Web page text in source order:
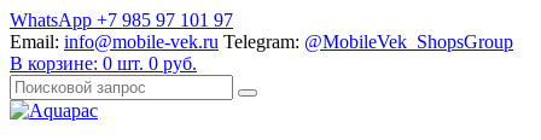
WhatsApp +7 985 97 101 97
Email: info@mobile-vek.ru Telegram: @MobileVek_ShopsGroup
В корзине: 0 шт. 0 руб.